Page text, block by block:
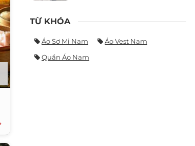
TỪ KHÓA
Áo Sơ Mi Nam
Áo Vest Nam
Quần Áo Nam